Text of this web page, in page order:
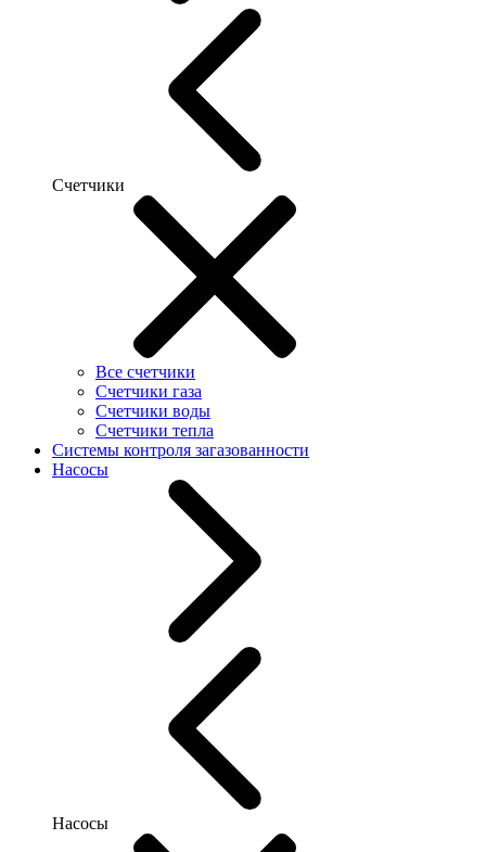
Счетчики
Все счетчики
Счетчики газа
Счетчики воды
Счетчики тепла
Системы контроля загазованности
Насосы
Насосы